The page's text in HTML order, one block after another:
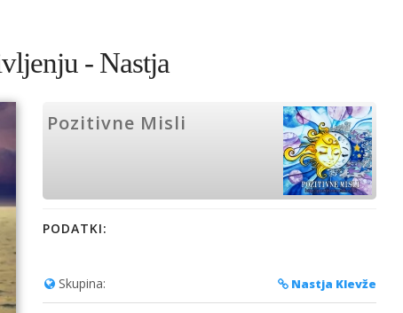
- Nastja
Pozitivne Misli
PODATKI:
Skupina: Nastja Klevže